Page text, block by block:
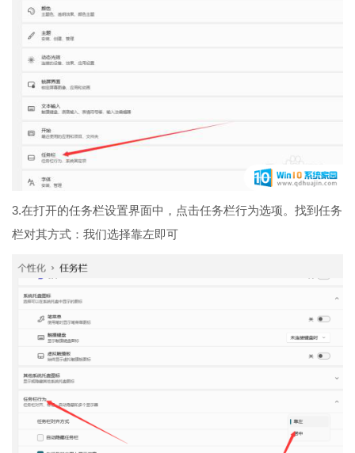
3.在打开的任务栏设置界面中，点击任务栏行为选项。找到任务
栏对其方式：我们选择靠左即可